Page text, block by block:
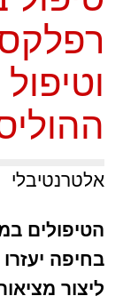
אלטרנטיבלי
הטיפולים
בחיפה
ליצור